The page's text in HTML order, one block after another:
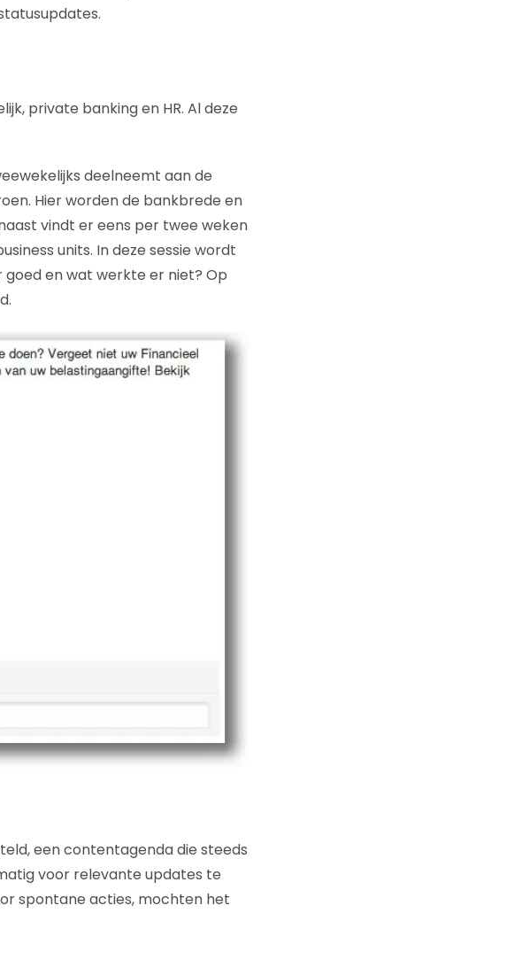
private banking en HR. Al deze
deelneemt aan de
Hier worden de bankbrede en
vindt er eens per twee weken
units. In deze sessie wordt
en wat werkte er niet? Op
een contentagenda die steeds
voor relevante updates te
spontane acties, mochten het